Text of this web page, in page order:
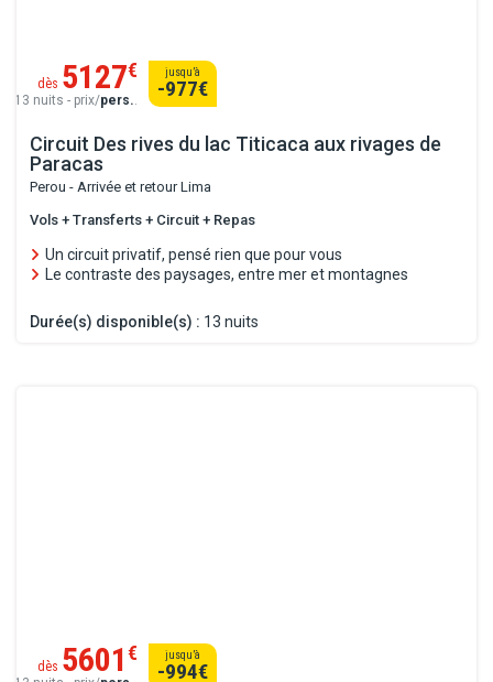
Circuit Des rives du lac Titicaca aux rivages de
Paracas
Perou - Arrivée et retour Lima
Vols + Transferts + Circuit + Repas
Un circuit privatif, pensé rien que pour vous
Le contraste des paysages, entre mer et montagnes
Durée(s) disponible(s) : 13 nuits
dès 5127€
13 nuits - prix/pers..
jusqu’à
-977€
dès 5601€ jusqu’à
-994€